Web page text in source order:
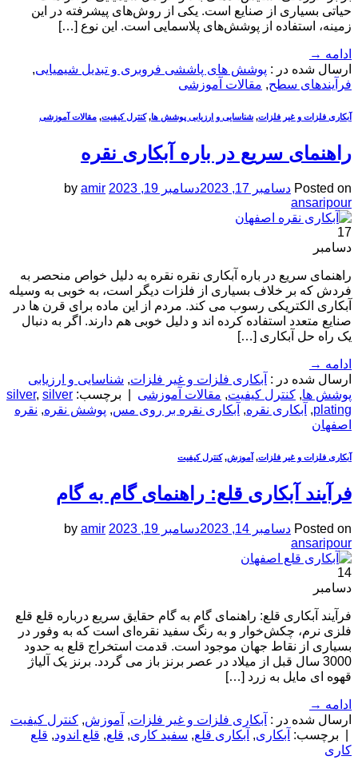
حیاتی بسیاری از صنایع است. یکی از روش‌های پیشرفته در این
زمینه، استفاده از پوشش‌های پلاسمایی است. این نوع […]
ادامه →
ارسال شده در : پوشش های پاششی فروبری و تبدیل شیمیایی,
فرآیندهای سطح, مقالات آموزشی
آبکاری فلزات و غیر فلزات, شناسایی و ارزیابی پوشش ها,کنترل کیفیت, مقالات آموزشی
راهنمای سریع در باره آبکاری نقره
Posted on دسامبر 17, 2023 دسامبر 19, 2023 by amir
ansaripour
17
دسامبر
راهنمای سریع در باره آبکاری نقره نقره به دلیل خواص منحصر به
‌فردش که بر خلاف بسیاری از فلزات دیگر است، به خوبی به وسیله
آبکاری الکتریکی رسوب می کند. مردم از این ماده برای قرن ها در
صنایع متعدد استفاده کرده اند و دلیل خوبی هم دارند. اگر به دنبال
یک راه حل آبکاری […]
ادامه →
ارسال شده در : آبکاری فلزات و غیر فلزات, شناسایی و ارزیابی
پوشش ها, کنترل کیفیت, مقالات آموزشی برچسب: silver, silver
plating
, آبکاری نقره, آبکاری نقره بر روی مس, پوشش نقره, نقره
اصفهان
آبکاری فلزات و غیر فلزات, آموزش,کنترل کیفیت
فرآیند آبکاری قلع: راهنمای گام به گام
Posted on دسامبر 14, 2023 دسامبر 19, 2023 by amir
ansaripour
14
دسامبر
فرآیند آبکاری قلع: راهنمای گام به گام حقایق سریع درباره قلع قلع
فلزی نرم، چکش‌خوار و به رنگ سفید نقره‌ای است که به وفور در
بسیاری از نقاط جهان موجود است. قدمت استخراج قلع به حدود
3000 سال قبل از میلاد در عصر برنز باز می گردد. برنز یک آلیاژ
قهوه ای مایل به زرد […]
ادامه →
ارسال شده در : آبکاری فلزات و غیر فلزات, آموزش, کنترل کیفیت
برچسب: آبکاری, آبکاری قلع, سفید کاری, قلع, قلع اندود, قلع
کاری